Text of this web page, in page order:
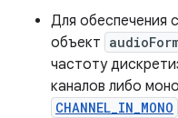
Для обеспечения
объект
частоту
каналов либо
CHANNEL_IN_MONO